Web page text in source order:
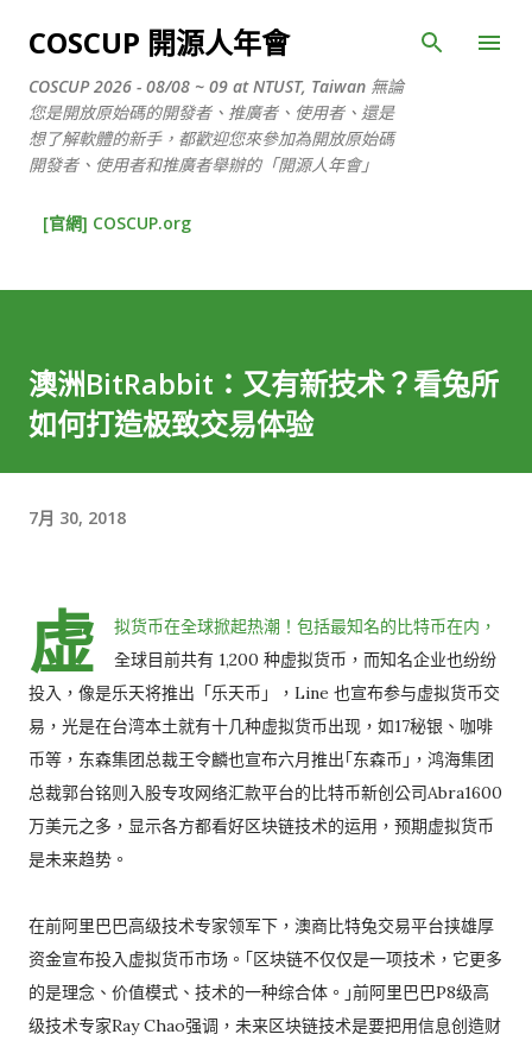
跳到主要內容
COSCUP 開源人年會
COSCUP 2026 - 08/08 ~ 09 at NTUST, Taiwan 無論
您是開放原始碼的開發者、推廣者、使用者、還是
想了解軟體的新手，都歡迎您來參加為開放原始碼
開發者、使用者和推廣者舉辦的「開源人年會」
[官網] COSCUP.org
澳洲BitRabbit：又有新技术？看兔所
如何打造极致交易体验
7月 30, 2018
虚
拟货币在全球掀起热潮！包括最知名的比特币在内，
全球目前共有 1,200 种虚拟货币，而知名企业也纷纷
投入，像是乐天将推出「乐天币」，Line 也宣布参与虚拟货币交
易，光是在台湾本土就有十几种虚拟货币出现，如17秘银、咖啡
币等，东森集团总裁王令麟也宣布六月推出｢东森币｣，鸿海集团
总裁郭台铭则入股专攻网络汇款平台的比特币新创公司Abra1600
万美元之多，显示各方都看好区块链技术的运用，预期虚拟货币
是未来趋势。
在前阿里巴巴高级技术专家领军下，澳商比特兔交易平台挟雄厚
资金宣布投入虚拟货币市场。｢区块链不仅仅是一项技术，它更多
的是理念、价值模式、技术的一种综合体。｣前阿里巴巴P8级高
级技术专家Ray Chao强调，未来区块链技术是要把用信息创造财